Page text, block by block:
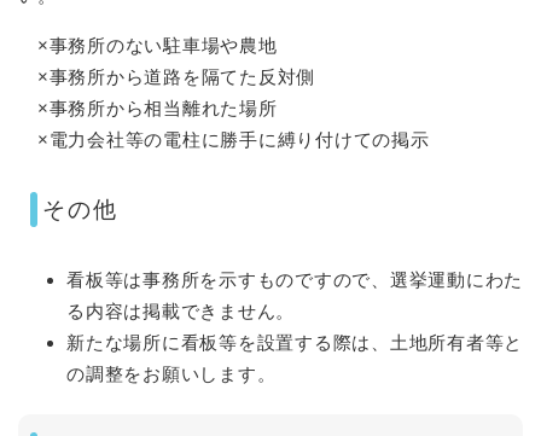
×事務所のない駐車場や農地
×事務所から道路を隔てた反対側
×事務所から相当離れた場所
×電力会社等の電柱に勝手に縛り付けての掲示​​
その他
看板等は事務所を示すものですので、選挙運動にわた
る内容は掲載できません。
新たな場所に看板等を設置する際は、土地所有者等と
の調整をお願いします。​